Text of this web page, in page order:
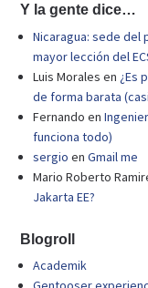
Y la gente dice…
Nicaragua: sede del
mayor lección del
Luis Morales en ¿Es
de forma barata
Fernando en
funciona todo)
sergio enGmail me
Mario Roberto
Jakarta EE?
Blogroll
Academik